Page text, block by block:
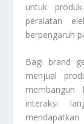
untuk
peralatan
berpengaruh
Bagi brand
menjual
membangun
interaksi